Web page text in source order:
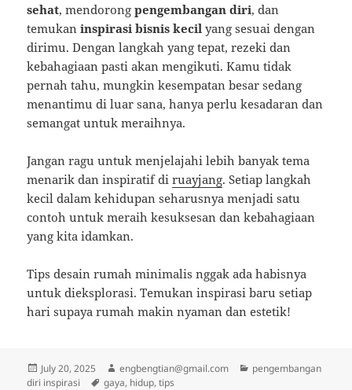
sehat, mendorongpengembangan diri, dan
temukaninspirasi bisnis kecil yang sesuai dengan
dirimu. Dengan langkah yang tepat, rezeki dan
kebahagiaan pasti akan mengikuti. Kamu tidak
pernah tahu, mungkin kesempatan besar sedang
menantimu di luar sana, hanya perlu kesadaran dan
semangat untuk meraihnya.
Jangan ragu untuk menjelajahi lebih banyak tema
menarik dan inspiratif diruayjang. Setiap langkah
kecil dalam kehidupan seharusnya menjadi satu
contoh untuk meraih kesuksesan dan kebahagiaan
yang kita idamkan.
Tips desain rumah minimalis nggak ada habisnya
untuk dieksplorasi. Temukan inspirasi baru setiap
hari supaya rumah makin nyaman dan estetik!
Posted
on
July 20, 2025 Author
engbengtian@gmail.com Categories
pengembangan
diri inspirasi
Tags
gaya, hidup,tips